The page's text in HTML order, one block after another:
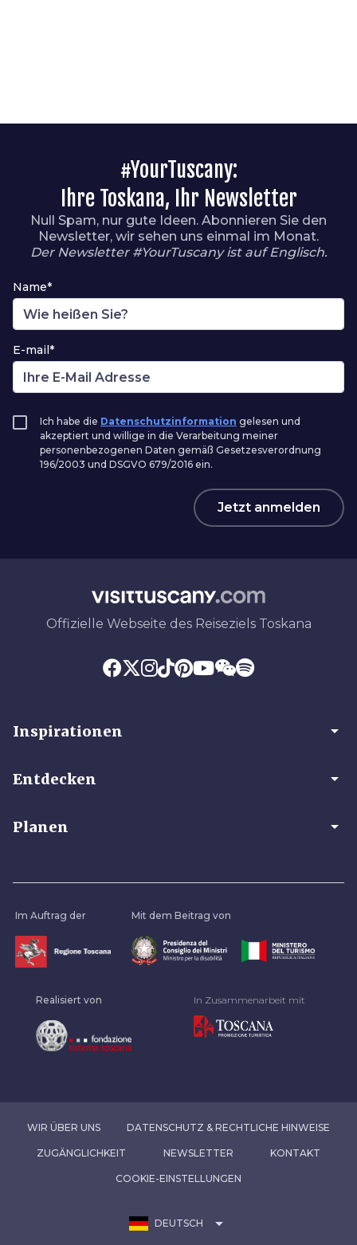
#YourTuscany:
Ihre Toskana, Ihr Newsletter
Null Spam, nur gute Ideen. Abonnieren Sie den
Newsletter, wir sehen uns einmal im Monat.
Der Newsletter #YourTuscany ist auf Englisch.
Name*
E-mail*
Ich habe die Datenschutzinformation gelesen und
akzeptiert und willige in die Verarbeitung meiner
personenbezogenen Daten gemäß Gesetzesverordnung
196/2003 und DSGVO 679/2016 ein.
Jetzt anmelden
Offizielle Webseite des Reiseziels Toskana
Inspirationen arrow_drop_down
Entdecken arrow_drop_down
Planen arrow_drop_down
Im Auftrag der Mit dem Beitrag von
Realisiert von In Zusammenarbeit mit
WIR ÜBER UNS DATENSCHUTZ & RECHTLICHE HINWEISE
ZUGÄNGLICHKEIT NEWSLETTER KONTAKT
COOKIE-EINSTELLUNGEN
DEUTSCH arrow_drop_down